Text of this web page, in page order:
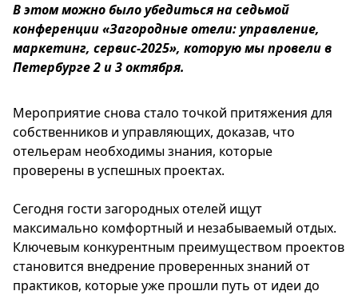
В этом можно было убедиться на седьмой
конференции «Загородные отели: управление,
маркетинг, сервис-2025», которую мы провели в
Петербурге 2 и 3 октября.
Мероприятие снова стало точкой притяжения для
собственников и управляющих, доказав, что
отельерам необходимы знания, которые
проверены в успешных проектах.
Сегодня гости загородных отелей ищут
максимально комфортный и незабываемый отдых.
Ключевым конкурентным преимуществом проектов
становится внедрение проверенных знаний от
практиков, которые уже прошли путь от идеи до